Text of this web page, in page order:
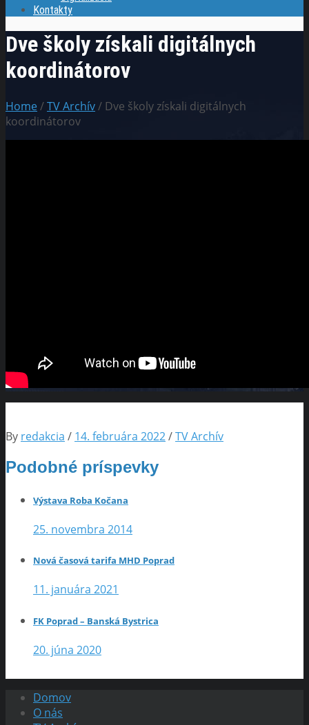
Kontakty
Dve školy získali digitálnych
koordinátorov
Home/TV Archív/ Dve školy získali digitálnych
koordinátorov
By redakcia / 14. februára 2022/TV Archív
Podobné príspevky
Výstava Roba Kočana
25. novembra 2014
Nová časová tarifa MHD Poprad
11. januára 2021
FK Poprad – Banská Bystrica
20. júna 2020
Domov
O nás